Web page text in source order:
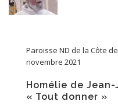
Paroisse ND de la Côte
novembre 2021
Homélie de
« Tout donner »